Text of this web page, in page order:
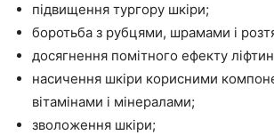
підвищення тургору шкіри;
боротьба з рубцями, шрамами і
досягнення помітного ефекту
насичення шкіри корисними
вітамінами і мінералами;
зволоження шкіри;